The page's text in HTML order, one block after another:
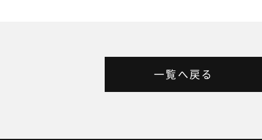
一覧へ戻る